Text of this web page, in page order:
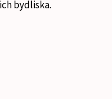
bydliska.